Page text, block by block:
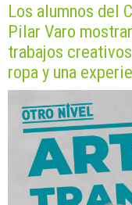
Los alumnos del
Pilar Varo
trabajos
ropa y una